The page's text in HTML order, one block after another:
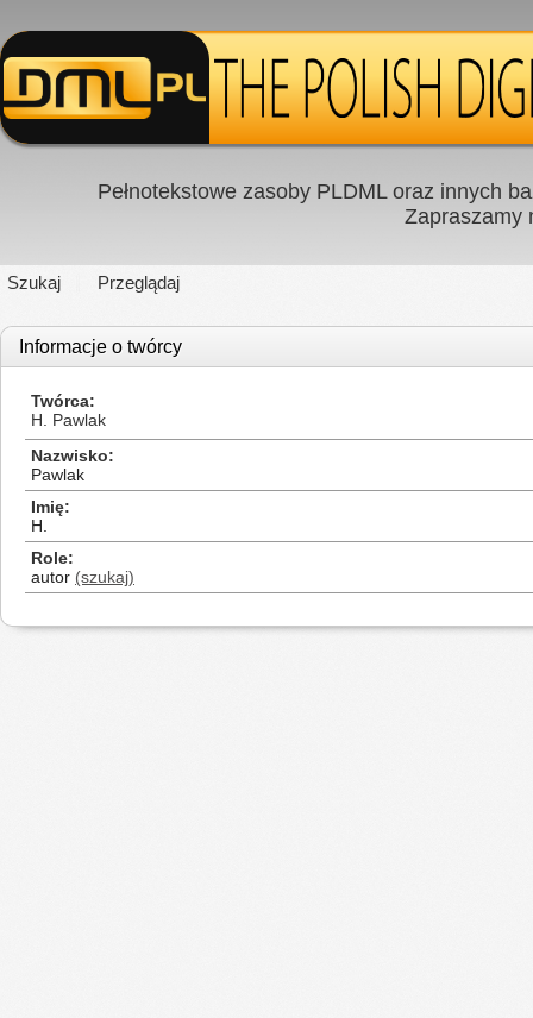
Pełnotekstowe zasoby PLDML oraz innych
Zapraszamy
Szukaj Przeglądaj
Informacje o twórcy
Twórca
H. Pawlak
Nazwisko
Pawlak
Imię
H.
Role
autor (szukaj)